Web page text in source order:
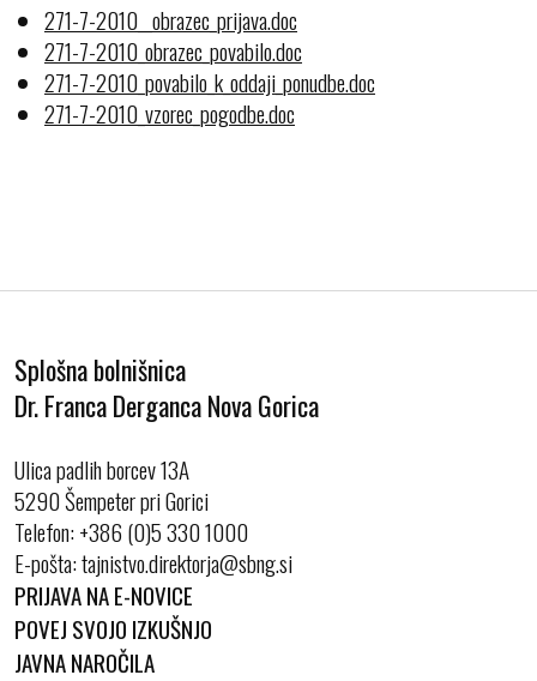
271-7-2010__obrazec_prijava.doc
271-7-2010_obrazec_povabilo.doc
271-7-2010_povabilo_k_oddaji_ponudbe.doc
271-7-2010_vzorec_pogodbe.doc
Splošna bolnišnica
Dr. Franca Derganca Nova Gorica
Ulica padlih borcev 13A
5290 Šempeter pri Gorici
Telefon:+386 (0)5 330 1000
E-pošta:
PRIJAVA NA E-NOVICE
POVEJ SVOJO IZKUŠNJO
JAVNA NAROČILA